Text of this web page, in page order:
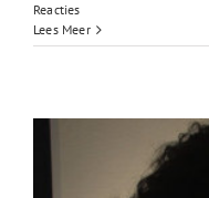
Reacties
Lees Meer